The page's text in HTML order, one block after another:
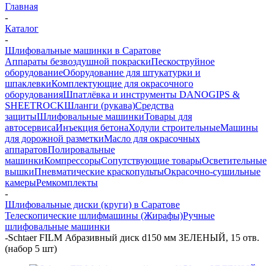
Главная
-
Каталог
-
Шлифовальные машинки в Саратове
Аппараты безвоздушной покраскиПескоструйное
оборудованиеОборудование для штукатурки и
шпаклевкиКомплектующие для окрасочного
оборудованияШпатлёвка и инструменты DANOGIPS &
SHEETROCKШланги (рукава)Средства
защитыШлифовальные машинкиТовары для
автосервисаИнъекция бетонаХодули строительныеМашины
для дорожной разметкиМасло для окрасочных
аппаратовПолировальные
машинкиКомпрессорыСопутствующие товарыОсветительные
вышкиПневматические краскопультыОкрасочно-сушильные
камерыРемкомплекты
-
Шлифовальные диски (круги) в Саратове
Телескопические шлифмашины (Жирафы)Ручные
шлифовальные машинки
-Schtaer FILM Абразивный диск d150 мм ЗЕЛЕНЫЙ, 15 отв.
(набор 5 шт)